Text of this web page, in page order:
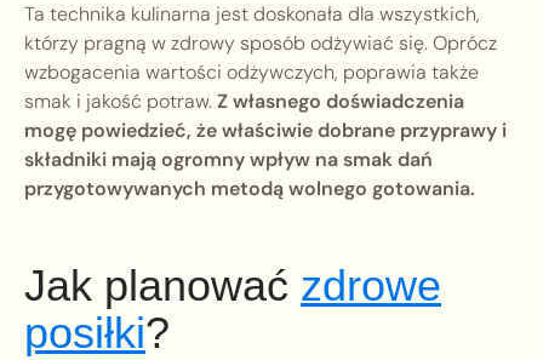
Ta technika kulinarna jest doskonała dla wszystkich,
którzy pragną w zdrowy sposób odżywiać się. Oprócz
wzbogacenia wartości odżywczych, poprawia także
smak i jakość potraw.Z własnego doświadczenia
mogę powiedzieć, że właściwie dobrane przyprawy i
składniki mają ogromny wpływ na smak dań
przygotowywanych metodą wolnego gotowania.
Jak planować zdrowe
posiłki?